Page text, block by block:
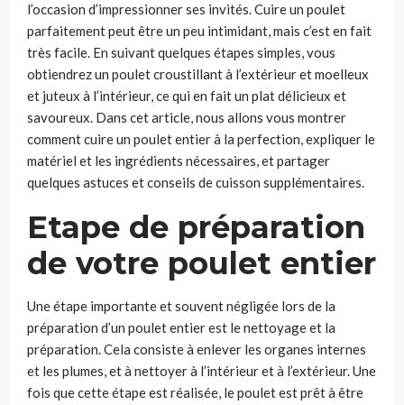
l’occasion d’impressionner ses invités. Cuire un poulet
parfaitement peut être un peu intimidant, mais c’est en fait
très facile. En suivant quelques étapes simples, vous
obtiendrez un poulet croustillant à l’extérieur et moelleux
et juteux à l’intérieur, ce qui en fait un plat délicieux et
savoureux. Dans cet article, nous allons vous montrer
comment cuire un poulet entier à la perfection, expliquer le
matériel et les ingrédients nécessaires, et partager
quelques astuces et conseils de cuisson supplémentaires.
Etape de préparation
de votre poulet entier
Une étape importante et souvent négligée lors de la
préparation d’un poulet entier est le nettoyage et la
préparation. Cela consiste à enlever les organes internes
et les plumes, et à nettoyer à l’intérieur et à l’extérieur. Une
fois que cette étape est réalisée, le poulet est prêt à être